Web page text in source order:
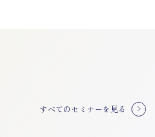
すべてのセミナーを見る